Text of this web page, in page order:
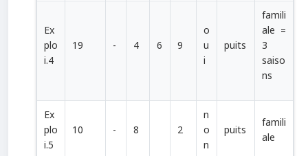
Ex
plo
i.4
19 - 4 6 9
o
u
i
puits
famili
ale =
3
saiso
ns
Ex
plo
i.5
10 - 8 2
n
o
n
puits
famili
ale